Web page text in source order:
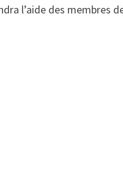
l’aide des membres